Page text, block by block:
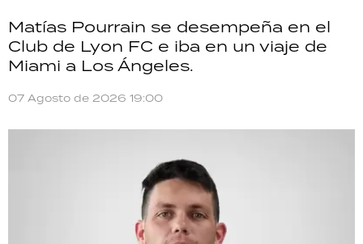
Matías Pourrain se desempeña en el
Club de Lyon FC e iba en un viaje de
Miami a Los Ángeles.
07 Agosto de 2026 19:00